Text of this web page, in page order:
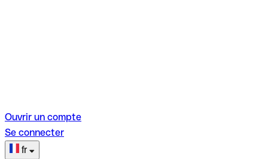
Ouvrir un compte
Se connecter
fr